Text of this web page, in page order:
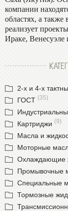
компании
областях, а
реализует
Ираке, Венесуэле
2-х и 4-х
ГОСТ (35)
Картриджи (9)
Масла и
Моторные
Охлаждающие
Промывочные
Специальные
Тормозные